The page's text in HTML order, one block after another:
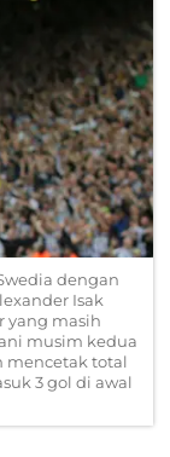
dengan
Isak
yang masih
musim kedua
mencetak total
3 gol di awal